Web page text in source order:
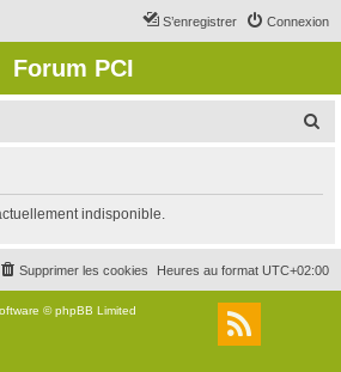
Connexion
S’enregistrer
Forum PCI
r
c
indisponible.
Heures au format UTC+02:00
Supprimer les cookies
© phpBB Limited